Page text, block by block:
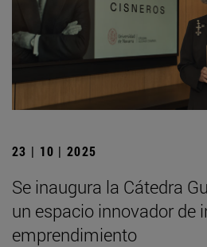
23 | 10 | 2025
Se inaugura la Cátedra
un espacio innovador de
emprendimiento